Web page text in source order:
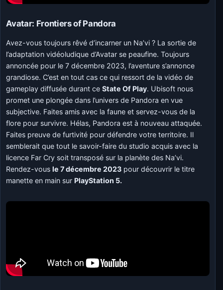
Avatar: Frontiers of Pandora
Avez-vous toujours rêvé d’incarner un Na’vi ? La sortie de
l’adaptation vidéoludique d’Avatar se peaufine. Toujours
annoncée pour le 7 décembre 2023, l’aventure s’annonce
grandiose. C’est en tout cas ce qui ressort de la vidéo de
gameplay diffusée durant ceState Of Play. Ubisoft nous
promet une plongée dans l’univers de Pandora en vue
subjective. Faites amis avec la faune et servez-vous de la
flore pour survivre. Hélas, Pandora est à nouveau attaquée.
Faites preuve de furtivité pour défendre votre territoire. Il
semblerait que tout le savoir-faire du studio acquis avec la
licence Far Cry soit transposé sur la planète des Na’vi.
Rendez-vousle 7 décembre 2023 pour découvrir le titre
manette en main sur PlayStation 5.